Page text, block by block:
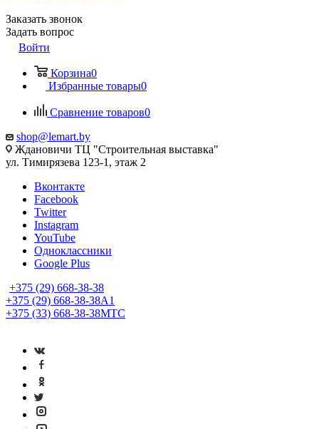
Заказать звонок
Задать вопрос
Войти
Корзина0
Избранные товары0
Сравнение товаров0
shop@lemart.by
Ждановичи ТЦ "Строительная выставка"
ул. Тимирязева 123-1, этаж 2
Вконтакте
Facebook
Twitter
Instagram
YouTube
Одноклассники
Google Plus
+375 (29) 668-38-38
+375 (29) 668-38-38A1
+375 (33) 668-38-38МТС